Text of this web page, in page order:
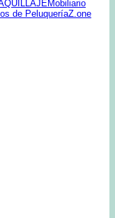
Mobiliario
de PeluqueríaZ.one